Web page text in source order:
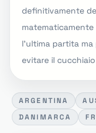
definitivamente
l'ultima partita
evitare il
ARGENTINA
DANIMARCA